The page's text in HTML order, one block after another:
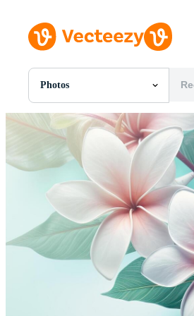
Photos
Toutes Images
Photos
PNGs
PSDs
SVGs
Modèles
Motion graphics
Images Éditoriales
Événements Éditoriaux